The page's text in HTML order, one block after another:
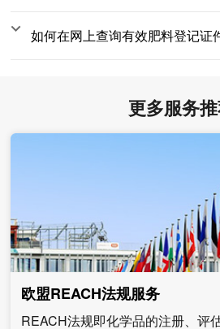
如何在网上查询有效肥料登记证
更多服务
欧盟REACH法规服务
REACH法规即化学品的注册、评